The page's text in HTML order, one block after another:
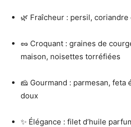
🌿 Fraîcheur : persil,
🥜 Croquant : graines de
maison, noisettes torréfiées
🧀 Gourmand : parmesan, feta
doux
✨ Élégance : filet d’huile